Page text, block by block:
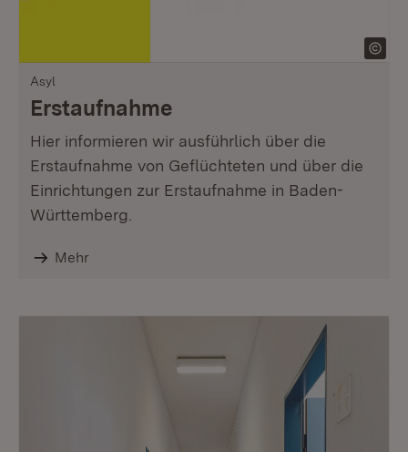
Asyl
Erstaufnahme
Hier informieren wir ausführlich über die
Erstaufnahme von Geflüchteten und über die
Einrichtungen zur Erstaufnahme in Baden-
Württemberg.
Mehr